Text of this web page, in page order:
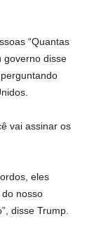
“Quantas
governo disse
vai assinar os
eles
nosso
disse Trump.